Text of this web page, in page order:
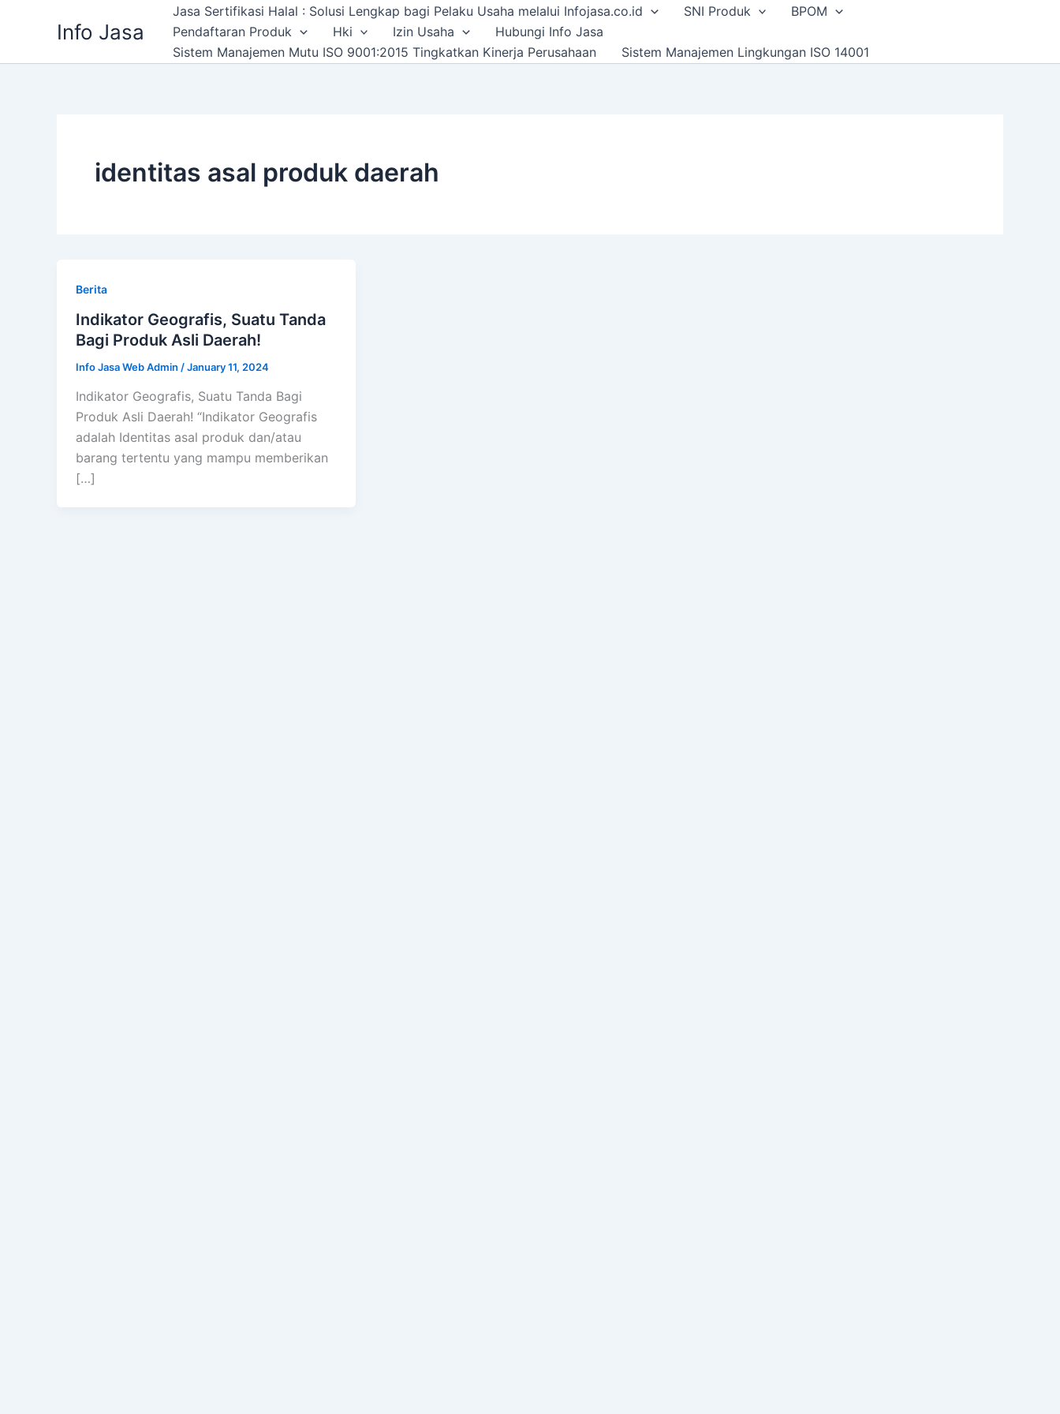
Info Jasa
Jasa Sertifikasi Halal : Solusi Lengkap bagi Pelaku Usaha melalui Infojasa.co.id SNI Produk
BPOM
Pendaftaran Produk
Hki Izin Usaha
Hubungi Info Jasa
Sistem Manajemen Mutu ISO 9001:2015 Tingkatkan Kinerja Perusahaan
Sistem Manajemen Lingkungan ISO 14001
identitas asal produk daerah
Berita
Indikator Geografis, Suatu Tanda
Bagi Produk Asli Daerah!
Info Jasa Web Admin /January 11, 2024
Indikator Geografis, Suatu Tanda Bagi
Produk Asli Daerah! “Indikator Geografis
adalah Identitas asal produk dan/atau
barang tertentu yang mampu memberikan
[…]